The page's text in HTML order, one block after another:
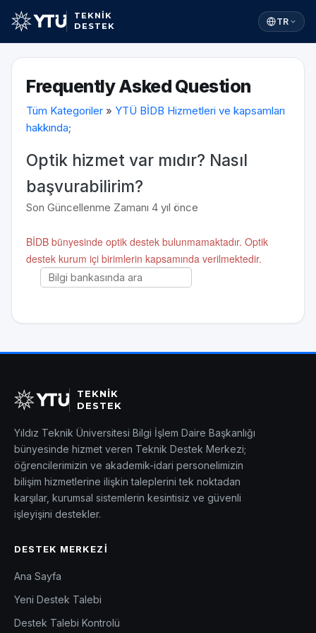
TEKNİK
DESTEK
TR
Frequently Asked Question
Tüm Kategoriler » YTÜ BİDB Hizmetleri ve kapsamları
hakkında;
Optik hizmet var mıdır? Nasıl
başvurabilirim?
Son Güncellenme Zamanı 4 yıl önce
BİDB bünyesinde optik destek bulunmamaktadır. Optik
destek kurum içi birimlerin kapsamında verilmektedir.
TEKNİK
DESTEK
Yıldız Teknik Üniversitesi Bilgi İşlem Daire Başkanlığı
bünyesinde hizmet veren Teknik Destek Merkezi;
öğrencilerimizin ve akademik-idari personelimizin
bilişim hizmetlerine ilişkin taleplerini tek noktadan
karşılar, kurumsal sistemlerin kesintisiz ve güvenli
işleyişini destekler.
DESTEK MERKEZI
Ana Sayfa
Yeni Destek Talebi
Destek Talebi Kontrolü